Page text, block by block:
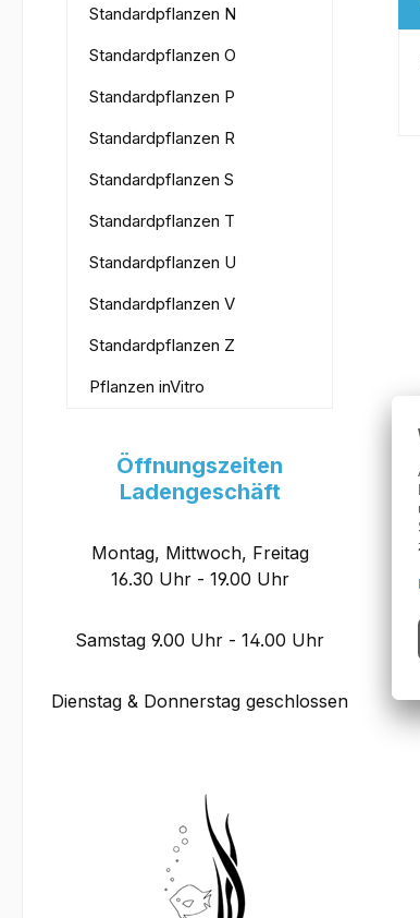
Standardpflanzen N
Standardpflanzen O
Standardpflanzen P
Standardpflanzen R
Standardpflanzen S
Standardpflanzen T
Standardpflanzen U
Standardpflanzen V
Standardpflanzen Z
Pflanzen inVitro
Öffnungszeiten
Ladengeschäft
Montag, Mittwoch, Freitag
16.30 Uhr - 19.00 Uhr
Samstag 9.00 Uhr - 14.00 Uhr
Dienstag & Donnerstag geschlossen